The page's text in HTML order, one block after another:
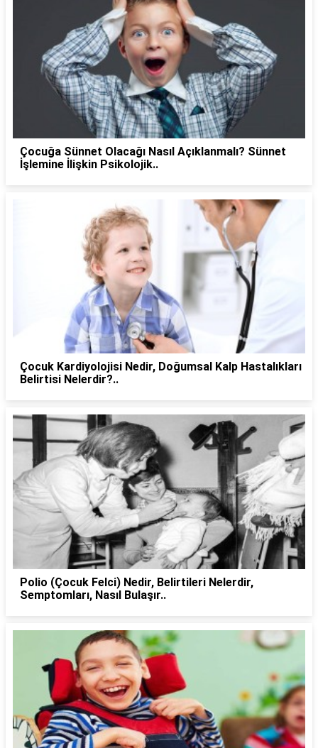
Çocuğa Sünnet Olacağı Nasıl Açıklanmalı? Sünnet
İşlemine İlişkin Psikolojik..
Çocuk Kardiyolojisi Nedir, Doğumsal Kalp Hastalıkları
Belirtisi Nelerdir?..
Polio (Çocuk Felci) Nedir, Belirtileri Nelerdir,
Semptomları, Nasıl Bulaşır..